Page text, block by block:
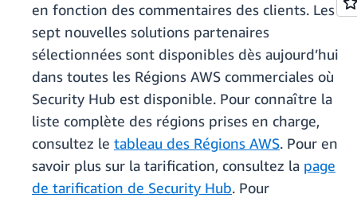
en fonction des commentaires des clients. Les
sept nouvelles solutions partenaires
sélectionnées sont disponibles dès aujourd’hui
dans toutes les Régions AWS commerciales où
Security Hub est disponible. Pour connaître la
liste complète des régions prises en charge,
consultez le tableau des Régions AWS. Pour en
savoir plus sur la tarification, consultez la page
de tarification de Security Hub. Pour